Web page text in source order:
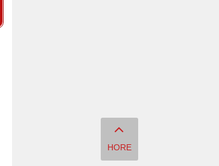
HORE